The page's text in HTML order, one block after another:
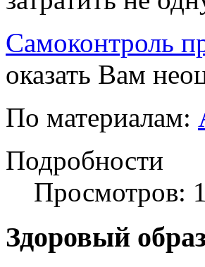
Самоконтроль
оказать Вам
По материалам:
Подробности
Просмотров:
Здоровый